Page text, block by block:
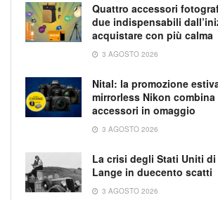
Quattro accessori
due indispensabili
acquistare con più calma
3 AGOSTO 2026
Nital: la promozione
mirrorless Nikon
accessori in omaggio
3 AGOSTO 2026
La crisi degli Stati Uniti di
Lange in duecento scatti
3 AGOSTO 2026